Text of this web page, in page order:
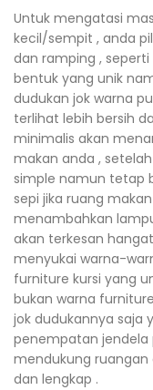
Untuk mengatasi
kecil/sempit , anda
dan ramping ,
bentuk yang unik
dudukan jok warna
terlihat lebih bersih
minimalis akan
makan anda ,
simple namun tetap
sepi jika ruang
menambahkan
akan terkesan
menyukai warna-
furniture kursi yang
bukan warna
jok dudukannya saja
penempatan jendela
mendukung ruangan
dan lengkap .